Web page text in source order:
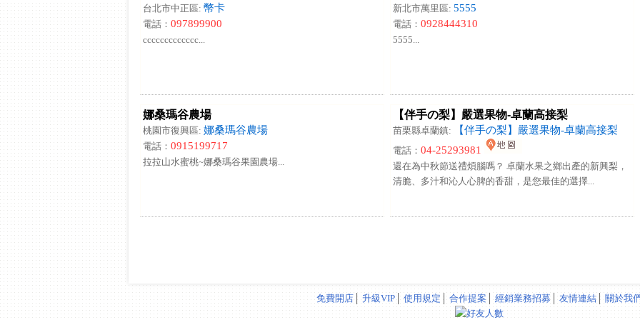
台北市中正區: 幣卡
電話： 097899900
ccccccccccccc...
新北市萬里區: 5555
電話： 0928444310
5555...
娜桑瑪谷農場
桃園市復興區: 娜桑瑪谷農場
電話： 0915199717
拉拉山水蜜桃~娜桑瑪谷果園農場...
【伴手の梨】嚴選果物-卓蘭高接梨
苗栗縣卓蘭鎮: 【伴手の梨】嚴選果物-卓蘭高接梨
電話： 04-25293981
還在為中秋節送禮煩腦嗎？ 卓蘭水果之鄉出產的新興梨，
清脆、多汁和沁人心脾的香甜，是您最佳的選擇...
免費開店│升級VIP│ 使用規定 │ 合作提案│經銷業務招募│友情連結│關於我